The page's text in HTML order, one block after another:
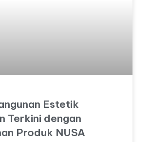
Estetik
Terkini dengan
Produk NUSA